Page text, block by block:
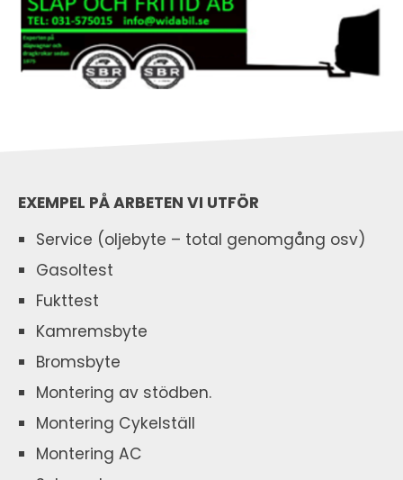
EXEMPEL PÅ ARBETEN VI UTFÖR
Service (oljebyte – total genomgång osv)
Gasoltest
Fukttest
Kamremsbyte
Bromsbyte
Montering av stödben.
Montering Cykelställ
Montering AC